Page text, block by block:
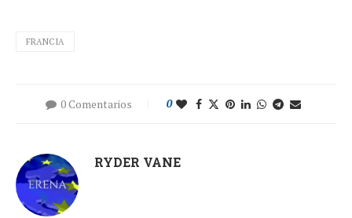
FRANCIA
0 Comentarios 0
RYDER VANE